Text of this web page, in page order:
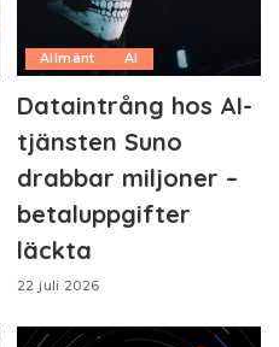
Allmänt AI
Dataintrång hos AI-
tjänsten Suno
drabbar miljoner –
betaluppgifter
läckta
22 juli 2026